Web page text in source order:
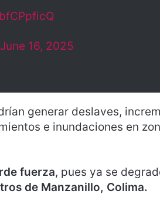
June 16, 2025
generar deslaves,
e inundaciones en
fuerza, pues ya se
de Manzanillo, Colima.